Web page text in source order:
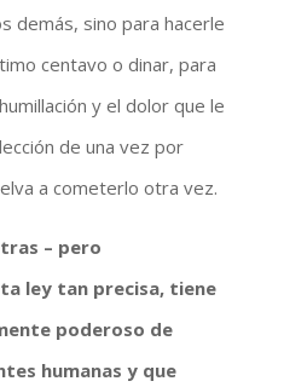
demás, sino para hacerle
centavo o dinar, para
y el dolor que le
de una vez por
a cometerlo otra vez.
– pero
ley tan precisa, tiene
poderoso de
humanas y que